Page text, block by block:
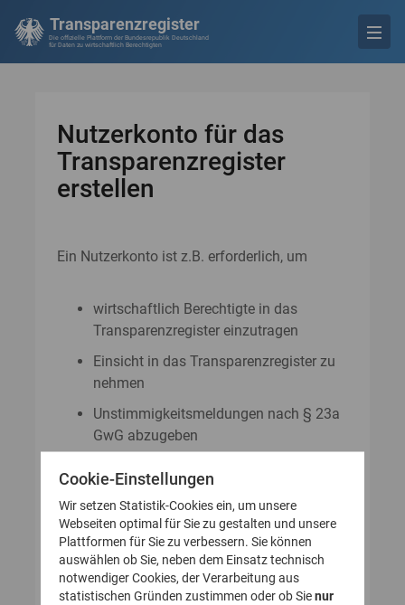
Transparenzregister
Die offizielle Plattform der Bundesrepublik Deutschland
für Daten zu wirtschaftlich Berechtigten
Nutzerkonto für das
Transparenzregister
erstellen
Ein Nutzerkonto ist z.B. erforderlich, um
wirtschaftlich Berechtigte in das
Transparenzregister einzutragen
Einsicht in das Transparenzregister zu
nehmen
Unstimmigkeitsmeldungen nach § 23a
GwG abzugeben
GwG zu stellen
So legen Sie Ihr Nutzerkonto für
das Transparenzregister an
Cookie-Einstellungen
Wir setzen Statistik-Cookies ein, um unsere
Webseiten optimal für Sie zu gestalten und unsere
Plattformen für Sie zu verbessern. Sie können
auswählen ob Sie, neben dem Einsatz technisch
notwendiger Cookies, der Verarbeitung aus
statistischen Gründen zustimmen oder ob Sienur